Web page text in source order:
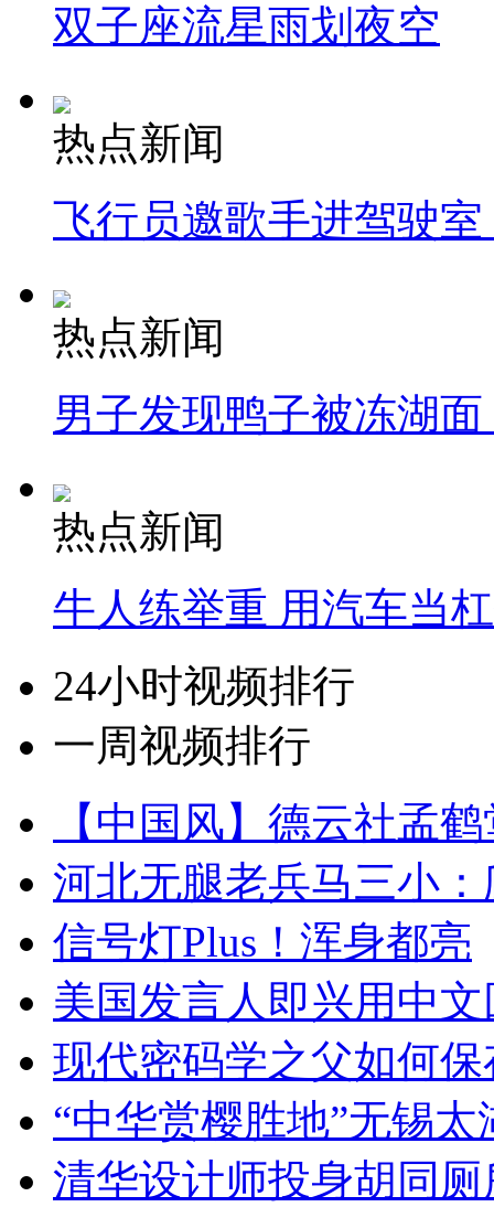
双子座流星雨划夜空
热点新闻
飞行员邀歌手进驾驶
热点新闻
男子发现鸭子被冻湖
热点新闻
牛人练举重 用汽车当
24小时视频排行
一周视频排行
【中国风】德云社孟
河北无腿老兵马三小
信号灯Plus！浑身都亮
美国发言人即兴用中
现代密码学之父如何
“中华赏樱胜地”无锡
清华设计师投身胡同